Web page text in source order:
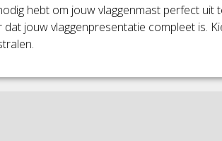
hebt om jouw vlaggenmast perfect uit
jouw vlaggenpresentatie compleet is.